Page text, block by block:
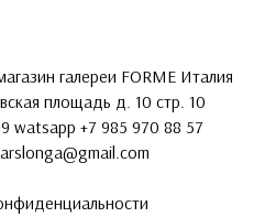
галереи FORME Италия
площадь д. 10 стр. 10
watsapp +7 985 970 88 57